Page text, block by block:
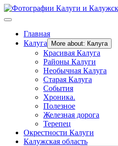
Главная
Калуга
More about: Калуга
Красивая Калуга
Районы Калуги
Необычная Калуга
Старая Калуга
События
Хроника.
Полезное
Железная дорога
Терепец
Окрестности Калуги
Калужская область